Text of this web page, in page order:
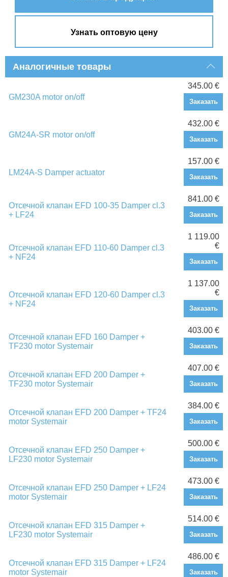
Узнать оптовую цену
Аналогичные товары
GM230A motor on/off
345.00 €
Заказать
GM24A-SR motor on/off
432.00 €
Заказать
LM24A-S Damper actuator
157.00 €
Заказать
Отсечной клапан EFD 100-35 Damper cl.3
+ LF24
841.00 €
Заказать
Отсечной клапан EFD 110-60 Damper cl.3
+ NF24
1 119.00
€
Заказать
Отсечной клапан EFD 120-60 Damper cl.3
+ NF24
1 137.00
€
Заказать
Отсечной клапан EFD 160 Damper +
TF230 motor Systemair
403.00 €
Заказать
Отсечной клапан EFD 200 Damper +
TF230 motor Systemair
407.00 €
Заказать
Отсечной клапан EFD 200 Damper + TF24
motor Systemair
384.00 €
Заказать
Отсечной клапан EFD 250 Damper +
LF230 motor Systemair
500.00 €
Заказать
Отсечной клапан EFD 250 Damper + LF24
motor Systemair
473.00 €
Заказать
Отсечной клапан EFD 315 Damper +
LF230 motor Systemair
514.00 €
Заказать
Отсечной клапан EFD 315 Damper + LF24
motor Systemair
486.00 €
Заказать